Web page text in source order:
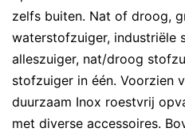
zelfs buiten. Nat of droog,
waterstofzuiger, industriële
alleszuiger, nat/droog
stofzuiger in één. Voorzien
duurzaam Inox roestvrij
met diverse accessoires.